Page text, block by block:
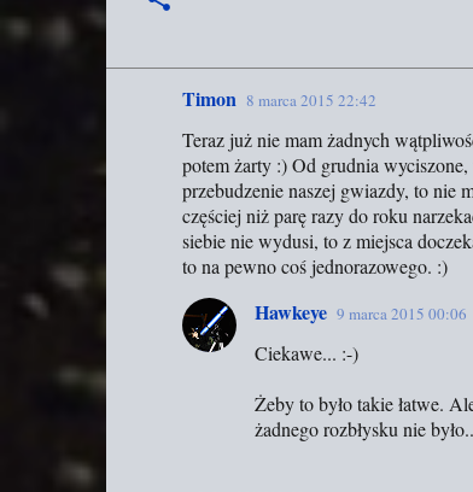
Timon 8 marca 2015 22:42
Teraz już nie mam żadnych
potem żarty :) Od grudnia
przebudzenie naszej gwiazdy, to nie
częściej niż parę razy do roku
siebie nie wydusi, to z miejsca
to na pewno coś jednorazowego. :)
Hawkeye 9 marca 2015 00:06
Ciekawe... :-)
Żeby to było takie łatwe.
żadnego rozbłysku nie